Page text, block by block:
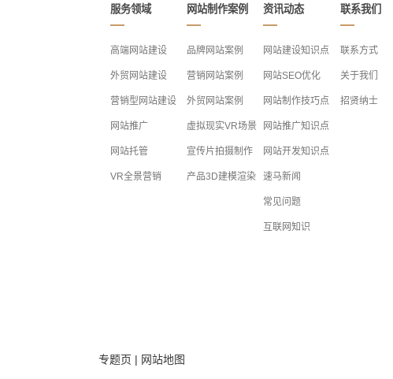
服务领域
高端网站建设
外贸网站建设
营销型网站建设
网站推广
网站托管
VR全景营销
网站制作案例
品牌网站案例
营销网站案例
外贸网站案例
虚拟现实VR场景
宣传片拍摄制作
产品3D建模渲染
资讯动态
网站建设知识点
网站SEO优化
网站制作技巧点
网站推广知识点
网站开发知识点
速马新闻
常见问题
互联网知识
联系我们
联系方式
关于我们
招贤纳士
专题页 | 网站地图